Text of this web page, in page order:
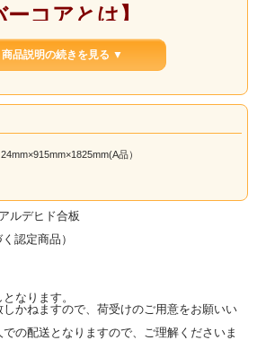
ーコアとは】
わせたものを芯材とし、その両面にシナ合板（ベ
合板です。
面が平滑な為、手触りがよく塗装がしやすい材で
用木材、棚板用合板、内装用木材、日曜大工
れています。
板の特長
り心配がいらない。
、小口割れの心配がない。
能であり、木口処理が容易である。
軽くて作業性が良い。
と温もりはそのままに、他方向に対する強度を兼
品説明の続きを見る ▼
品）
ルデヒド合板
認定商品）
なります。
かねますので、荷受けのご用意をお願いい
の配送となりますので、ご理解くださいま